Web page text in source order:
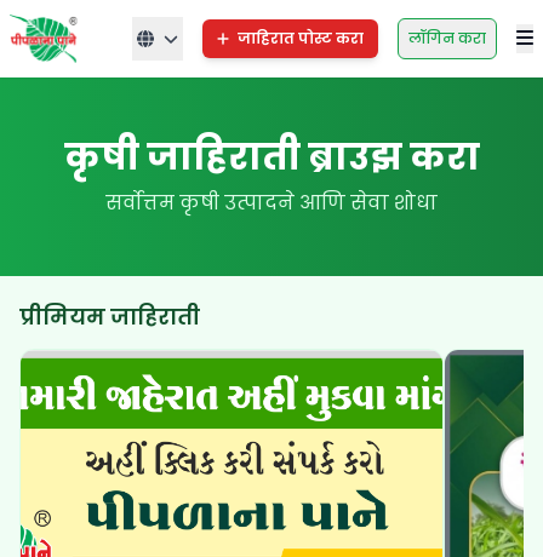
जाहिरात पोस्ट करा लॉगिन करा
कृषी जाहिराती ब्राउझ करा
सर्वोत्तम कृषी उत्पादने आणि सेवा शोधा
प्रीमियम जाहिराती